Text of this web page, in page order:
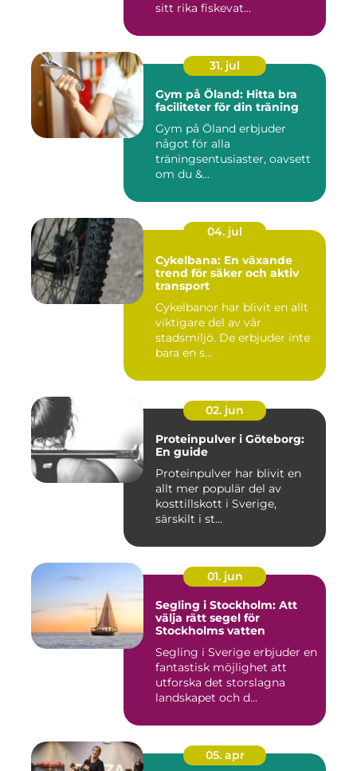
sitt rika fiskevat...
31. jul
Gym på Öland: Hitta bra
faciliteter för din träning
Gym på Öland erbjuder
något för alla
träningsentusiaster, oavsett
om du &...
04. jul
Cykelbana: En växande
trend för säker och aktiv
transport
Cykelbanor har blivit en allt
viktigare del av vår
stadsmiljö. De erbjuder inte
bara en s...
02. jun
Proteinpulver i Göteborg:
En guide
Proteinpulver har blivit en
allt mer populär del av
kosttillskott i Sverige,
särskilt i st...
01. jun
Segling i Stockholm: Att
välja rätt segel för
Stockholms vatten
Segling i Sverige erbjuder en
fantastisk möjlighet att
utforska det storslagna
landskapet och d...
05. apr